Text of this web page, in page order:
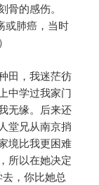
的感伤。
或肺癌，当时
田，我迷茫彷
中学过我家门
无缘。后来还
堂兄从南京捎
境比我更困难
所以在她决定
，你比她总